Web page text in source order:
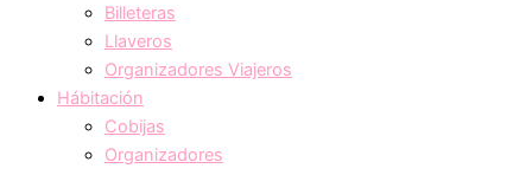
Billeteras
Llaveros
Organizadores Viajeros
Hábitación
Cobijas
Organizadores